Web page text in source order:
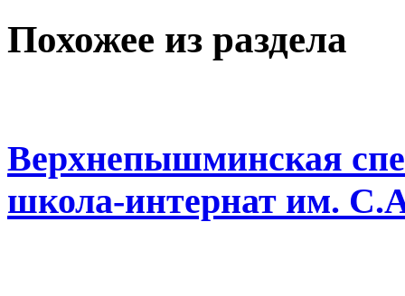
Похожее из раздела
Верхнепышминская
школа-интернат им.